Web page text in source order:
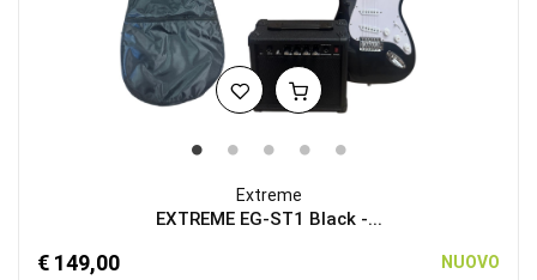
Extreme
EXTREME EG-ST1 Black -...
€ 149,00 NUOVO